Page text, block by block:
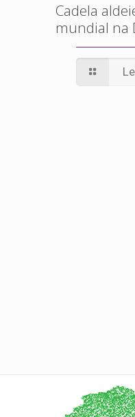
Cadela
mundial na